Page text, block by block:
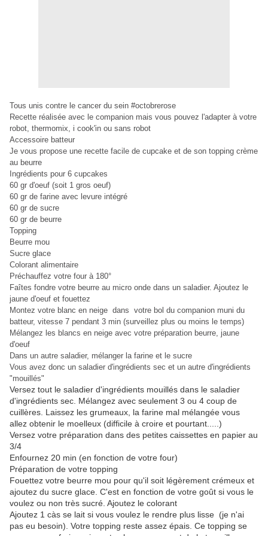
Tous unis contre le cancer du sein #octobrerose
Recette réalisée avec le companion mais vous pouvez l'adapter à votre
robot, thermomix, i cook'in ou sans robot
Accessoire batteur
Je vous propose une recette facile de cupcake et de son topping crème
au beurre
Ingrédients pour 6 cupcakes
60 gr d'oeuf (soit 1 gros oeuf)
60 gr de farine avec levure intégré
60 gr de sucre
60 gr de beurre
Topping
Beurre mou
Sucre glace
Colorant alimentaire
Préchauffez votre four à 180°
Faîtes fondre votre beurre au micro onde dans un saladier. Ajoutez le
jaune d'oeuf et fouettez
Montez votre blanc en neige dans votre bol du companion muni du
batteur, vitesse 7 pendant 3 min (surveillez plus ou moins le temps)
Mélangez les blancs en neige avec votre préparation beurre, jaune
d'oeuf
Dans un autre saladier, mélanger la farine et le sucre
Vous avez donc un saladier d'ingrédients sec et un autre d'ingrédients
"mouillés"
Versez tout le saladier d'ingrédients mouillés dans le saladier
d'ingrédients sec. Mélangez avec seulement 3 ou 4 coup de
cuillères. Laissez les grumeaux, la farine mal mélangée vous
allez obtenir le moelleux (difficile à croire et pourtant.....)
Versez votre préparation dans des petites caissettes en papier au
3/4
Enfournez 20 min (en fonction de votre four)
Préparation de votre topping
Fouettez votre beurre mou pour qu'il soit légèrement crémeux et
ajoutez du sucre glace. C'est en fonction de votre goût si vous le
voulez ou non très sucré. Ajoutez le colorant
Ajoutez 1 càs se lait si vous voulez le rendre plus lisse (je n'ai
pas eu besoin). Votre topping reste assez épais. Ce topping se